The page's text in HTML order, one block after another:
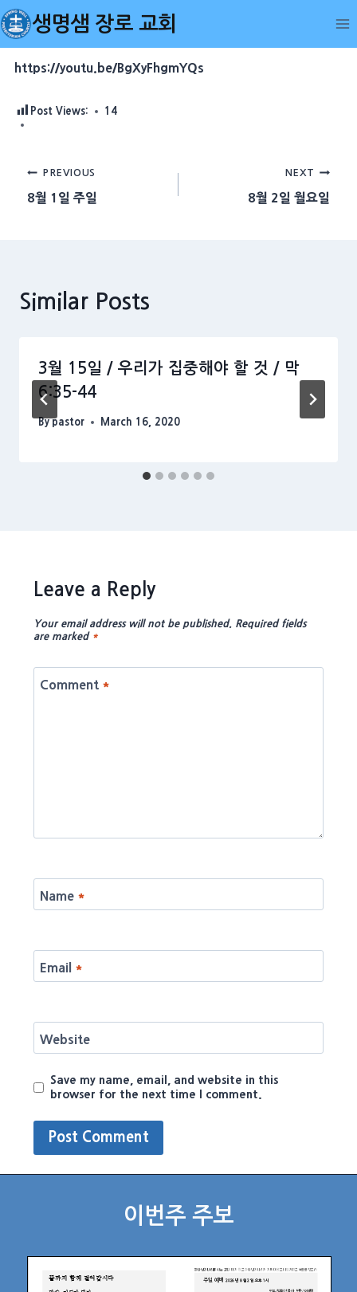
Skip
to
content
생명샘 장로 교회
https://youtu.be/BgXyFhgmYQs
Post Views: 14
Post
navigation
PREVIOUS
8월 1일 주일
NEXT
8월 2일 월요일
Similar Posts
3월 15일 / 우리가 집중해야 할 것 / 막
6:35-44
By pastor March 16, 2020
Leave a Reply
Your email address will not be published. Required fields
are marked *
Comment *
Name *
Email *
Website
Save my name, email, and website in this
browser for the next time I comment.
이번주 주보